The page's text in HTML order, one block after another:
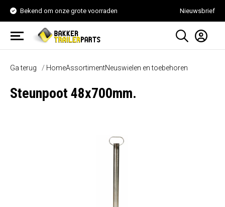
Bekend om onze grote voorraden Nieuwsbrief
Ga terug HomeAssortimentNeuswielen en toebehoren
Steunpoot 48x700mm.